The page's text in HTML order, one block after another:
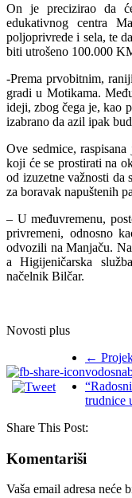
On je precizirao da
edukativnog centra
poljoprivrede i sela, te
biti utrošeno 100.000
-Prema prvobitnim,
gradi u Motikama.
ideji, zbog čega je, kao
izabrano da azil ipak
Ove sedmice,
koji će se prostirati na
od izuzetne važnosti da
za boravak napuštenih
– U međuvremenu,
privremeni, odnosno
odvozili na Manjaču.
a Higijeničarska
načelnik Bilčar.
Novosti plus
←
trudnice
Share This Post:
Komentariši
Vaša email adresa neće